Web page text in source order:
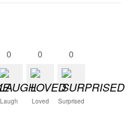
0
Laugh
0
Loved
0
Surprised